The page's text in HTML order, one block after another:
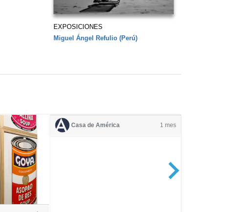
EXPOSICIONES
Miguel Ángel Refulio (Perú)
Casa de América 1 mes